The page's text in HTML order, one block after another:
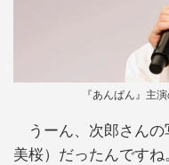
『あんぱん』主
うーん、次郎さんの
美桜）だったんです